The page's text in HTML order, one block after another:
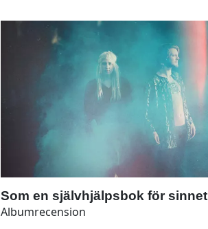
Som en självhjälpsbok för sinnet
Albumrecension